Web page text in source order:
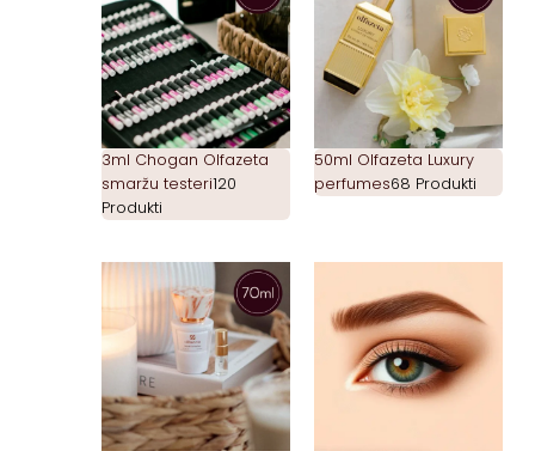
3ml Chogan Olfazeta
smaržu testeri120
Produkti
50ml Olfazeta Luxury
perfumes68 Produkti